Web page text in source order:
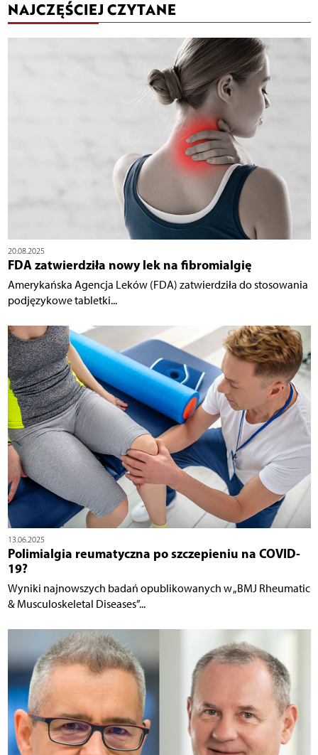
NAJCZĘŚCIEJ CZYTANE
20.08.2025
FDA zatwierdziła nowy lek na fibromialgię
Amerykańska Agencja Leków (FDA) zatwierdziła do stosowania
podjęzykowe tabletki...
13.06.2025
Polimialgia reumatyczna po szczepieniu na COVID-
19?
Wyniki najnowszych badań opublikowanych w „BMJ Rheumatic
& Musculoskeletal Diseases”...